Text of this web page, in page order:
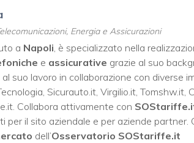
Energia e Assicurazioni
a Napoli, è specializzato nella
e assicurative grazie al suo
suo lavoro in collaborazione con diverse
, Sicurauto.it, Virgilio.it, Tomshw.it,
. Collabora attivamente con
per il sito aziendale e per aziende partner.
dell’Osservatorio SOStariffe.it